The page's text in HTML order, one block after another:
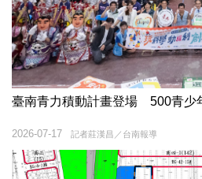
臺南青力積動計畫登場 500青少
記者莊漢昌／台南報導
2026-07-17